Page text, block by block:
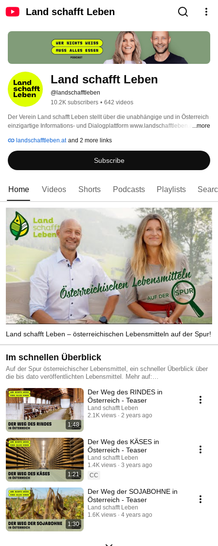
Land schafft Leben
Land schafft Leben
@landschafftleben
10.2K subscribers • 642 videos
Der Verein Land schafft Leben stellt über die unabhängige und in Österreich
einzigartige Informations- und Dialogplattform www.landschafftleben.at den
transparent und authentisch dar. Für die Konsument*innen ergibt sich
dadurch ein neues Verständnis für die Zusammenhänge innerhalb der
Lebensmittelproduktion und damit ein höheres Wert-Bewusstsein für
österreichische Lebensmittel.
...more
landschafftleben.at and 2 more links
Subscribe
Home Videos Shorts Podcasts Playlists
Land schafft Leben – österreichischen Lebensmitteln auf der Spur!
Im schnellen Überblick
Auf der Spur österreichischer Lebensmittel, ein schneller Überblick über
die bis dato veröffentlichten Lebensmittel. Mehr auf:
1:48
Der Weg des RINDES in
Österreich - Teaser
Land schafft Leben
2.1K views
2 years ago
1:21
Der Weg des KÄSES in
Österreich - Teaser
Land schafft Leben
1.4K views
3 years ago
CC
1:30
Der Weg der SOJABOHNE in
Österreich - Teaser
Land schafft Leben
1.6K views
4 years ago